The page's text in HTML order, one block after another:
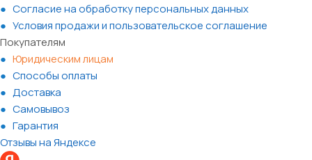
Согласие на обработку персональных данных
Условия продажи и пользовательское соглашение
Покупателям
Юридическим лицам
Способы оплаты
Доставка
Самовывоз
Гарантия
Отзывы на Яндексе